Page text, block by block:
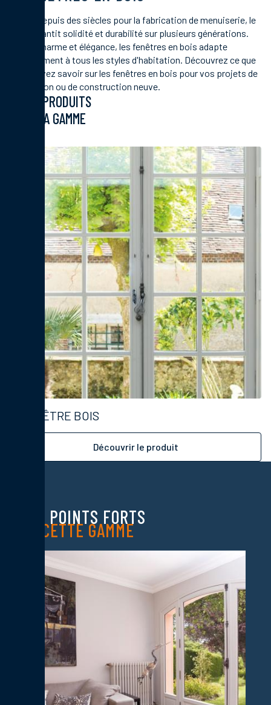
Utilisé depuis des siècles pour la fabrication de menuiserie, le
bois garantit solidité et durabilité sur plusieurs générations.
Alliant charme et élégance, les fenêtres en bois adapte
parfaitement à tous les styles d'habitation. Découvrez ce que
vous devez savoir sur les fenêtres en bois pour vos projets de
rénovation ou de construction neuve.
LES PRODUITS
DE LA GAMME
FENÊTRE BOIS
Découvrir le produit
LES POINTS FORTS
DE CETTE GAMME